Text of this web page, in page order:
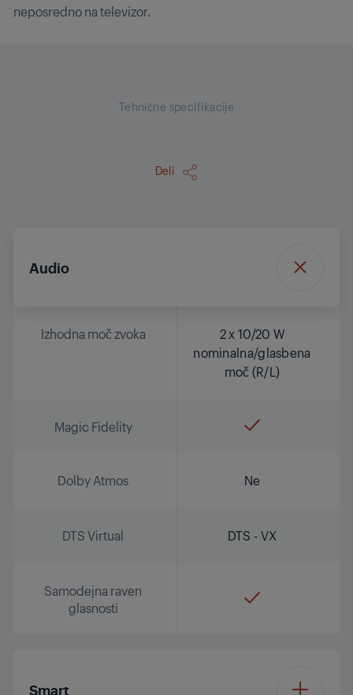
neposredno na televizor.
Tehnične specifikacije
Deli
Audio
Izhodna moč zvoka
2 x 10/20 W
nominalna/glasbena
moč (R/L)
Magic Fidelity
Dolby Atmos Ne
DTS Virtual DTS - VX
Samodejna raven
glasnosti
Smart